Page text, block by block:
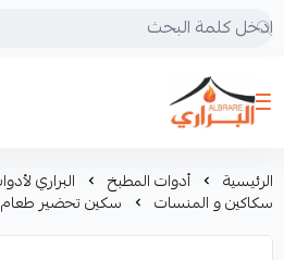
البراري للرحلات
الرئيسية أدوات المطبخ البراري
سكاكين و المنسات سكين تحضير